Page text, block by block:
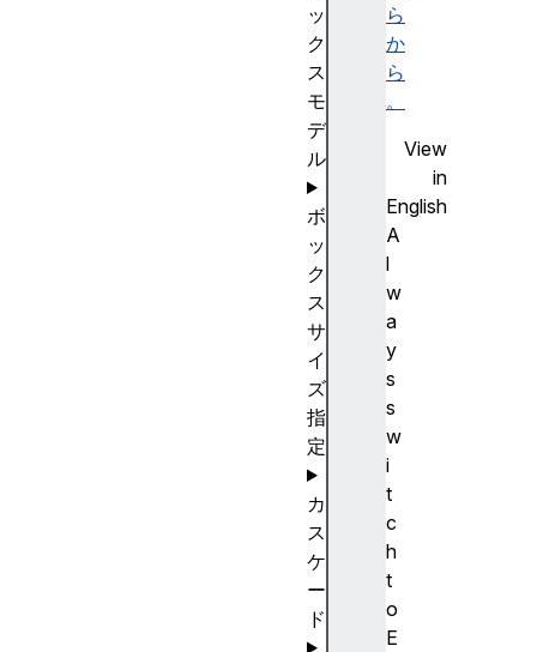
ら
か
ら
。
View
in
English
A
l
w
a
y
s
s
w
i
t
c
h
t
o
E
ッ
ク
ス
モ
デ
ル
ボ
ッ
ク
ス
サ
イ
ズ
指
定
カ
ス
ケ
ー
ド